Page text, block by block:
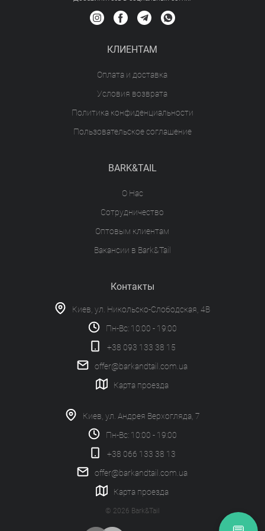
КЛИЕНТАМ
Оплата и доставка
Условия возврата
Политика конфиденциальности
Пользовательское соглашение
BARK&TAIL
О Нас
Сотрудничество
Оптовым клиентам
Вакансии в Bark&Tail
Контакты
Киев, ул. Никольско-Слободская, 4В
Пн-Вс: 10:00 - 19:00
+38 093 133 38 15
offer@barkandtail.com.ua
Карта проезда
Киев, ул. Андрея Верхогляда, 7
Пн-Вс: 10:00 - 19:00
+38 066 133 38 13
offer@barkandtail.com.ua
Карта проезда
© 2026 Bark&Tail